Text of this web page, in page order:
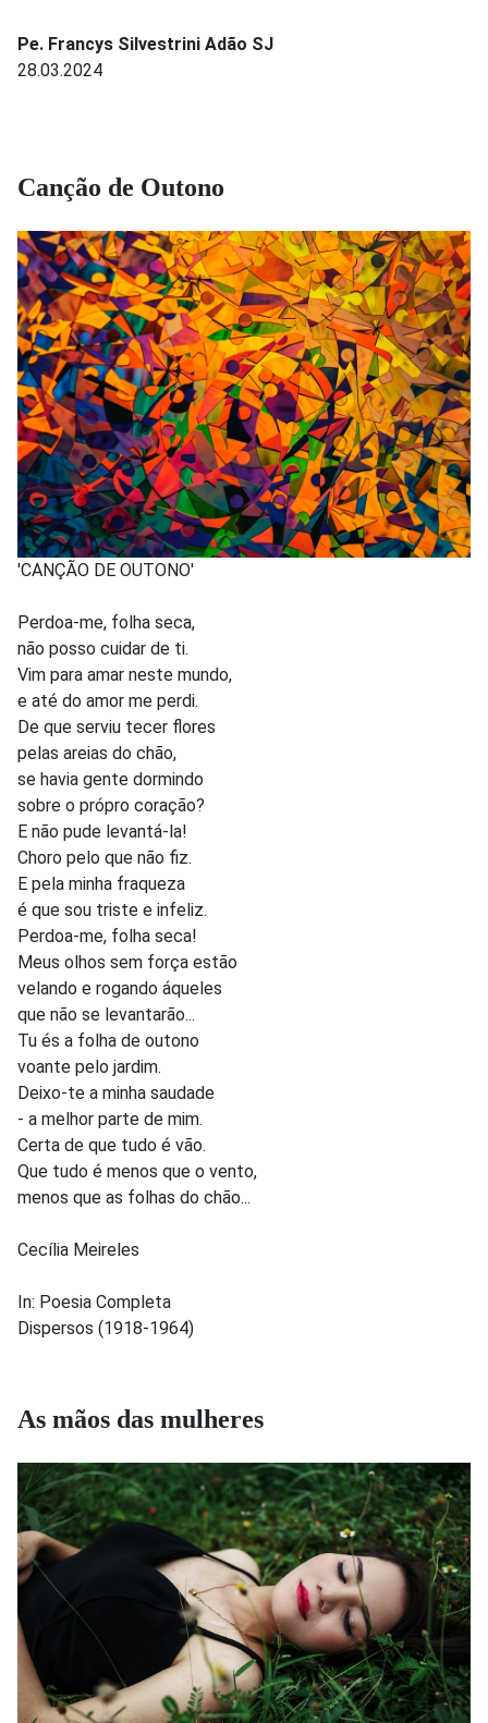
Pe. Francys Silvestrini Adão SJ
28.03.2024
Canção de Outono
'CANÇÃO DE OUTONO'
Perdoa-me, folha seca,
não posso cuidar de ti.
Vim para amar neste mundo,
e até do amor me perdi.
De que serviu tecer flores
pelas areias do chão,
se havia gente dormindo
sobre o própro coração?
E não pude levantá-la!
Choro pelo que não fiz.
E pela minha fraqueza
é que sou triste e infeliz.
Perdoa-me, folha seca!
Meus olhos sem força estão
velando e rogando áqueles
que não se levantarão...
Tu és a folha de outono
voante pelo jardim.
Deixo-te a minha saudade
- a melhor parte de mim.
Certa de que tudo é vão.
Que tudo é menos que o vento,
menos que as folhas do chão...
Cecília Meireles
In: Poesia Completa
Dispersos (1918-1964)
As mãos das mulheres